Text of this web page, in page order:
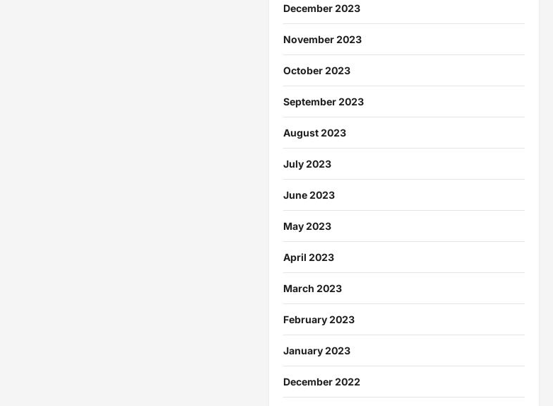
December 2023
November 2023
October 2023
September 2023
August 2023
July 2023
June 2023
May 2023
April 2023
March 2023
February 2023
January 2023
December 2022